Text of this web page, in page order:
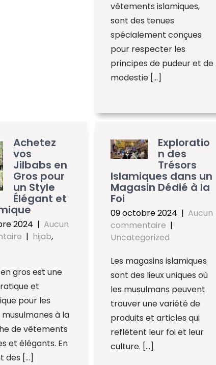
vêtements islamiques,
sont des tenues
spécialement conçues
pour respecter les
principes de pudeur et de
modestie […]
Achetez
vos
Jilbabs en
Gros pour
un Style
Élégant et
2024 | Aucun
| hijab,
gros est une
et
pour les
à la
de vêtements
et élégants. En
des […]
Exploratio
n des
Trésors
Islamiques dans un
Magasin Dédié à la
Foi
09 octobre 2024 |Aucun
commentaire |
Uncategorized
Les magasins islamiques
sont des lieux uniques où
les musulmans peuvent
trouver une variété de
produits et articles qui
reflètent leur foi et leur
culture. […]